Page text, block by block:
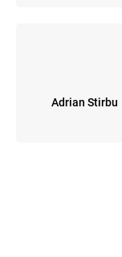
Adrian Stirbu